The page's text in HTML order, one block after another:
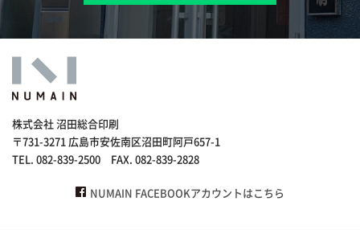
アップロード
株式会社 沼田総合印刷
〒731-3271 広島市安佐南区沼田町阿戸657-1
TEL. 082-839-2500 FAX. 082-839-2828
NUMAIN FACEBOOKアカウントはこちら